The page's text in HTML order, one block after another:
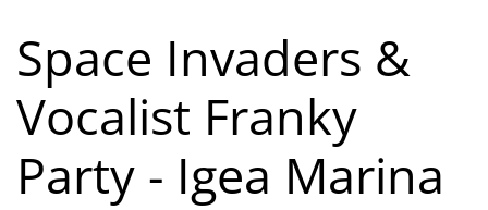
Space Invaders &
Vocalist Franky
Party - Igea Marina